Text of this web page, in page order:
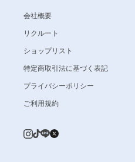
会社概要
リクルート
ショップリスト
特定商取引法に基づく表記
プライバシーポリシー
ご利用規約